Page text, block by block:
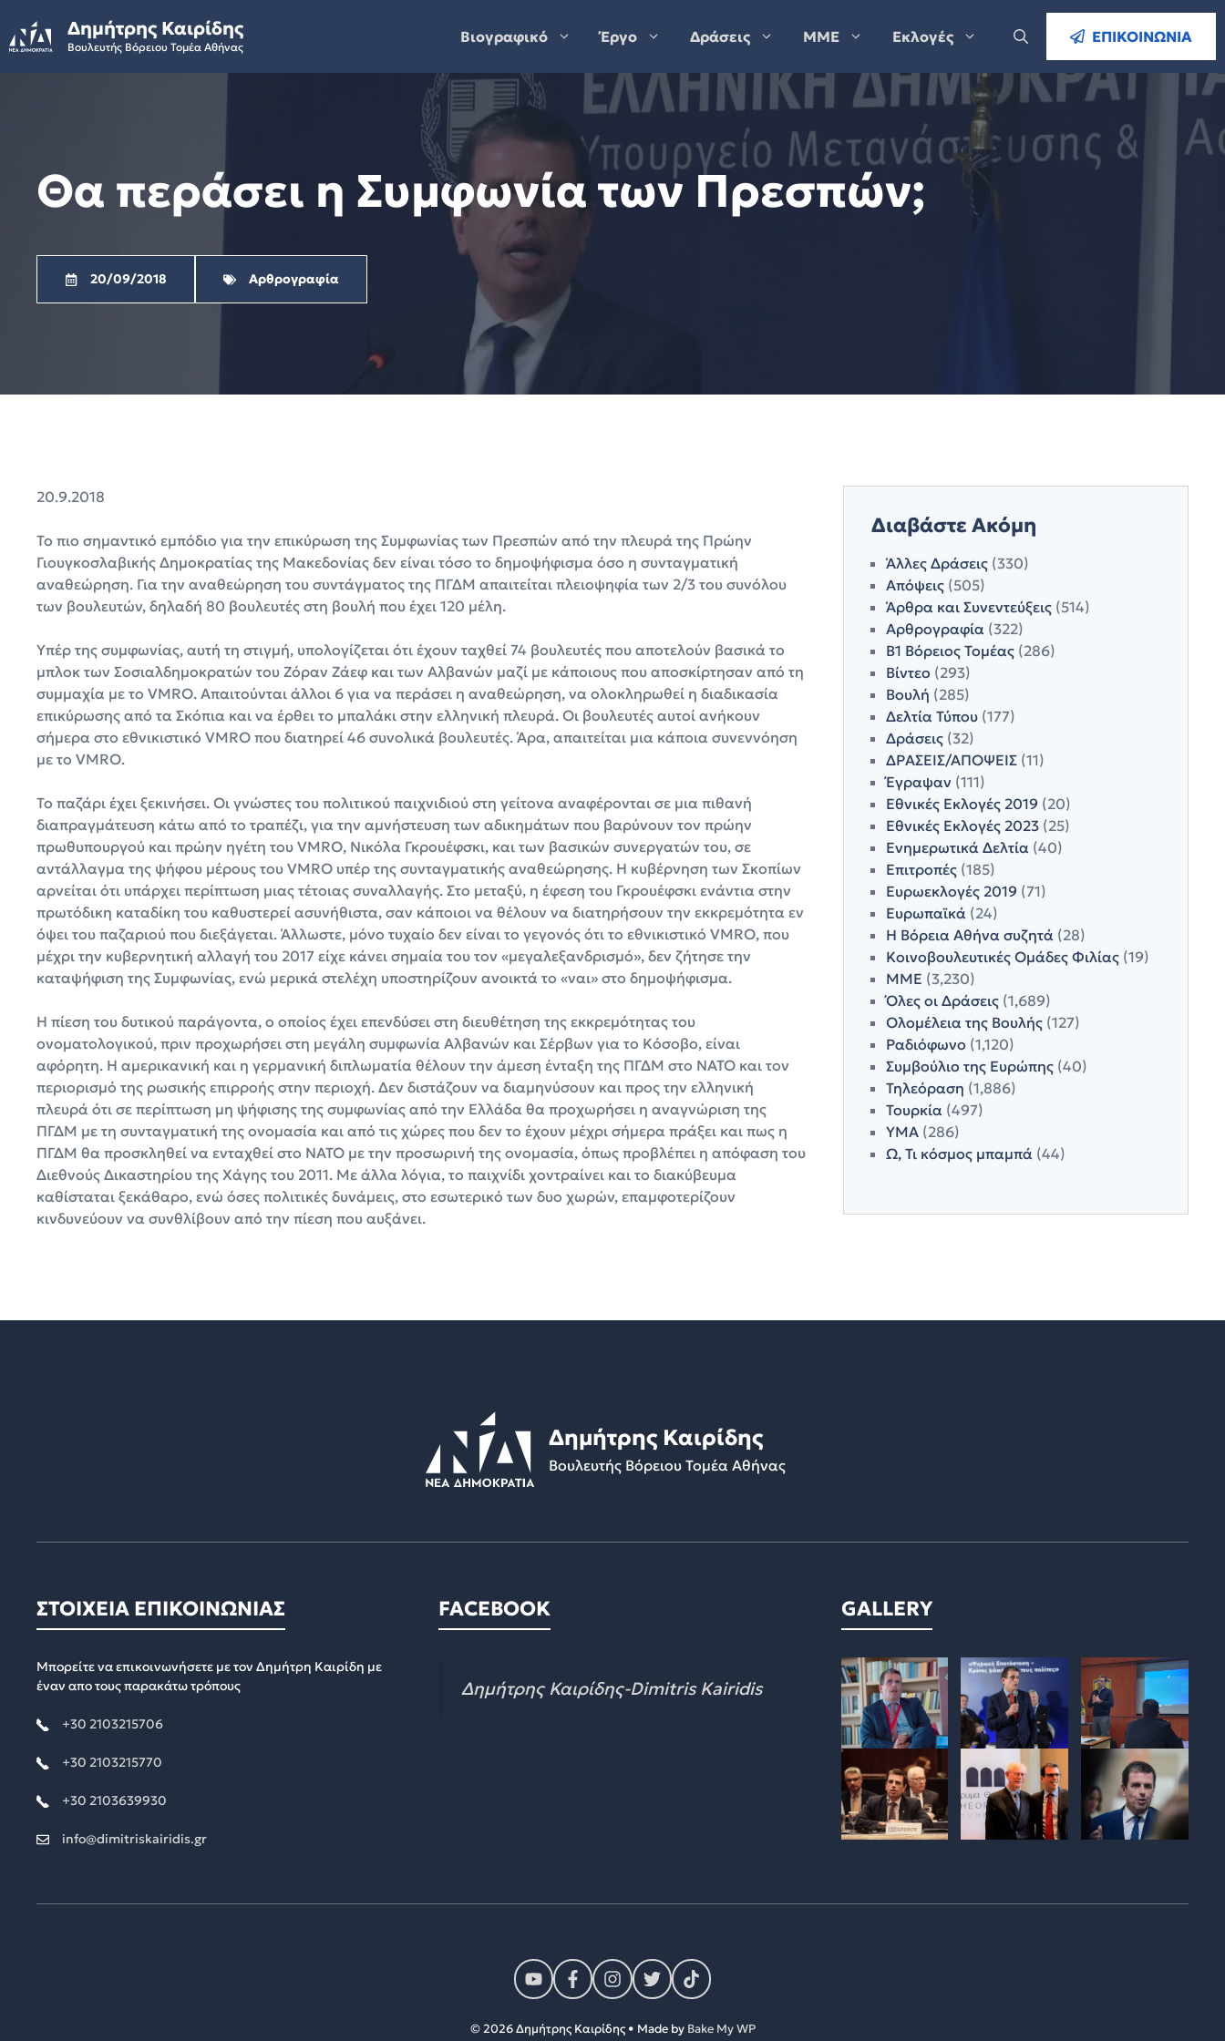
to
content
Δημήτρης Καιρίδης
Βουλευτής Βόρειου Τομέα Αθήνας
Βιογραφικό Έργο Δράσεις ΜΜΕ Εκλογές ΕΠΙΚΟΙΝΩΝΙΑ
Θα περάσει η Συμφωνία των Πρεσπών;
20/09/2018 Αρθρογραφία
20.9.2018
Το πιο σημαντικό εμπόδιο για την επικύρωση της Συμφωνίας των Πρεσπών από την πλευρά της Πρώην
Γιουγκοσλαβικής Δημοκρατίας της Μακεδονίας δεν είναι τόσο το δημοψήφισμα όσο η συνταγματική
αναθεώρηση. Για την αναθεώρηση του συντάγματος της ΠΓΔΜ απαιτείται πλειοψηφία των 2/3 του συνόλου
των βουλευτών, δηλαδή 80 βουλευτές στη βουλή που έχει 120 μέλη.
Υπέρ της συμφωνίας, αυτή τη στιγμή, υπολογίζεται ότι έχουν ταχθεί 74 βουλευτές που αποτελούν βασικά το
μπλοκ των Σοσιαλδημοκρατών του Ζόραν Ζάεφ και των Αλβανών μαζί με κάποιους που αποσκίρτησαν από τη
συμμαχία με το VMRO. Απαιτούνται άλλοι 6 για να περάσει η αναθεώρηση, να ολοκληρωθεί η διαδικασία
επικύρωσης από τα Σκόπια και να έρθει το μπαλάκι στην ελληνική πλευρά. Οι βουλευτές αυτοί ανήκουν
σήμερα στο εθνικιστικό VMRO που διατηρεί 46 συνολικά βουλευτές. Άρα, απαιτείται μια κάποια συνεννόηση
με το VMRO.
Το παζάρι έχει ξεκινήσει. Οι γνώστες του πολιτικού παιχνιδιού στη γείτονα αναφέρονται σε μια πιθανή
διαπραγμάτευση κάτω από το τραπέζι, για την αμνήστευση των αδικημάτων που βαρύνουν τον πρώην
πρωθυπουργού και πρώην ηγέτη του VMRO, Νικόλα Γκρουέφσκι, και των βασικών συνεργατών του, σε
αντάλλαγμα της ψήφου μέρους του VMRO υπέρ της συνταγματικής αναθεώρησης. Η κυβέρνηση των Σκοπίων
αρνείται ότι υπάρχει περίπτωση μιας τέτοιας συναλλαγής. Στο μεταξύ, η έφεση του Γκρουέφσκι ενάντια στην
πρωτόδικη καταδίκη του καθυστερεί ασυνήθιστα, σαν κάποιοι να θέλουν να διατηρήσουν την εκκρεμότητα εν
όψει του παζαριού που διεξάγεται. Άλλωστε, μόνο τυχαίο δεν είναι το γεγονός ότι το εθνικιστικό VMRO, που
μέχρι την κυβερνητική αλλαγή του 2017 είχε κάνει σημαία του τον «μεγαλεξανδρισμό», δεν ζήτησε την
καταψήφιση της Συμφωνίας, ενώ μερικά στελέχη υποστηρίζουν ανοικτά το «ναι» στο δημοψήφισμα.
Η πίεση του δυτικού παράγοντα, ο οποίος έχει επενδύσει στη διευθέτηση της εκκρεμότητας του
ονοματολογικού, πριν προχωρήσει στη μεγάλη συμφωνία Αλβανών και Σέρβων για το Κόσοβο, είναι
αφόρητη. Η αμερικανική και η γερμανική διπλωματία θέλουν την άμεση ένταξη της ΠΓΔΜ στο ΝΑΤΟ και τον
περιορισμό της ρωσικής επιρροής στην περιοχή. Δεν διστάζουν να διαμηνύσουν και προς την ελληνική
πλευρά ότι σε περίπτωση μη ψήφισης της συμφωνίας από την Ελλάδα θα προχωρήσει η αναγνώριση της
ΠΓΔΜ με τη συνταγματική της ονομασία και από τις χώρες που δεν το έχουν μέχρι σήμερα πράξει και πως η
ΠΓΔΜ θα προσκληθεί να ενταχθεί στο ΝΑΤΟ με την προσωρινή της ονομασία, όπως προβλέπει η απόφαση του
Διεθνούς Δικαστηρίου της Χάγης του 2011. Με άλλα λόγια, το παιχνίδι χοντραίνει και το διακύβευμα
καθίσταται ξεκάθαρο, ενώ όσες πολιτικές δυνάμεις, στο εσωτερικό των δυο χωρών, επαμφοτερίζουν
κινδυνεύουν να συνθλίβουν από την πίεση που αυξάνει.
Διαβάστε Ακόμη
Άλλες Δράσεις(330)
Απόψεις(505)
Άρθρα και Συνεντεύξεις(514)
Αρθρογραφία(322)
Β1 Βόρειος Τομέας(286)
Βίντεο (293)
Βουλή (285)
Δελτία Τύπου(177)
Δράσεις(32)
ΔΡΑΣΕΙΣ/ΑΠΟΨΕΙΣ(11)
Έγραψαν (111)
Εθνικές Εκλογές 2019 (20)
Εθνικές Εκλογές 2023(25)
Ενημερωτικά Δελτία(40)
Επιτροπές(185)
Ευρωεκλογές 2019 (71)
Ευρωπαϊκά(24)
Η Βόρεια Αθήνα συζητά(28)
Κοινοβουλευτικές Ομάδες Φιλίας(19)
ΜΜΕ (3,230)
Όλες οι Δράσεις(1,689)
Ολομέλεια της Βουλής(127)
Ραδιόφωνο (1,120)
Συμβούλιο της Ευρώπης(40)
Τηλεόραση (1,886)
Τουρκία(497)
ΥΜΑ(286)
Ω, Τι κόσμος μπαμπά(44)
Δημήτρης Καιρίδης
Βουλευτής Βόρειου Τομέα Αθήνας
ΣΤΟΙΧΕΙΑ ΕΠΙΚΟΙΝΩΝΙΑΣ
Μπορείτε να επικοινωνήσετε με τον Δημήτρη Καιρίδη με
έναν απο τους παρακάτω τρόπους
+30 2103215706
+30 2103215770
+30 2103639930
info@dimitriskairidis.gr
FACEBOOK
Δημήτρης Καιρίδης-Dimitris Kairidis
GALLERY
© 2026 Δημήτρης Καιρίδης • Made by Bake My WP